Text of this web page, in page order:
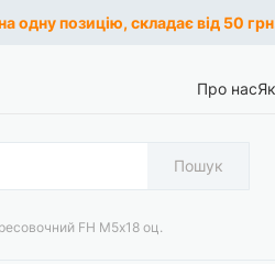
одну позицію, складає від 50
Про нас
Пошук
FH М5х18 оц.